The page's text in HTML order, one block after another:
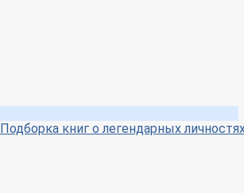
Подборка книг о легендарных